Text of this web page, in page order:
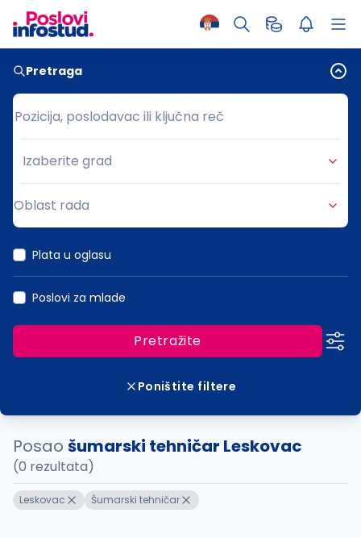
Pretraga
Pozicija, poslodavac ili ključna reč
Pozicija, poslodavac ili ključna reč
Grad
Izaberite grad
Oblast rada
Plata u oglasu
Poslovi za mlade
Pretražite
Poništite filtere
Posao šumarski tehničar Leskovac
(0 rezultata)
Leskovac Šumarski tehničar